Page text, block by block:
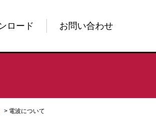
ロード お問い合わせ
> 電波について